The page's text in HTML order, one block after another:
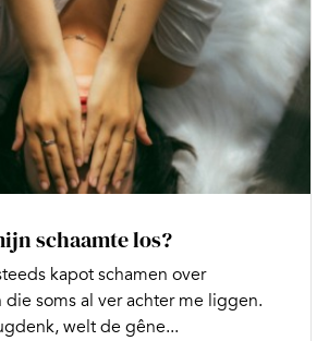
schaamte los?
kapot schamen over
soms al ver achter me liggen.
welt de gêne...